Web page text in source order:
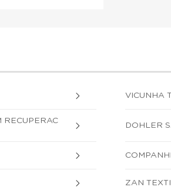
VICUNHA
RECUPERAC
DOHLER
ZAN